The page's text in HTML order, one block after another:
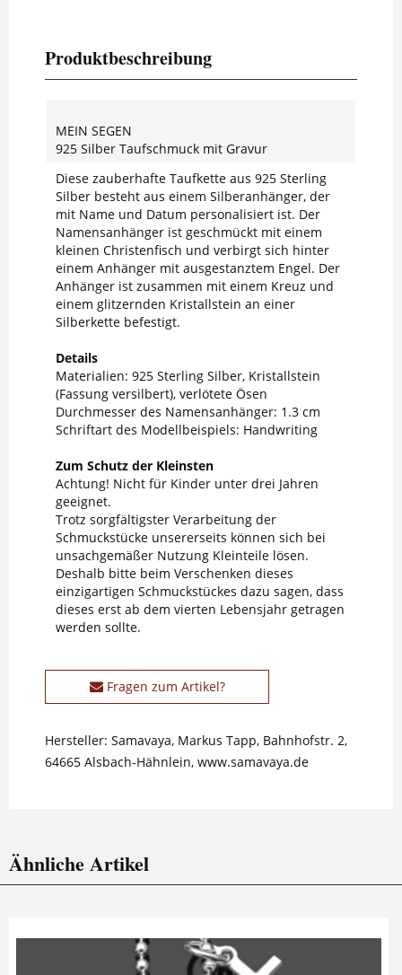
Produktbeschreibung
MEIN SEGEN
925 Silber Taufschmuck mit Gravur
Diese zauberhafte Taufkette aus 925 Sterling
Silber besteht aus einem Silberanhänger, der
mit Name und Datum personalisiert ist. Der
Namensanhänger ist geschmückt mit einem
kleinen Christenfisch und verbirgt sich hinter
einem Anhänger mit ausgestanztem Engel. Der
Anhänger ist zusammen mit einem Kreuz und
einem glitzernden Kristallstein an einer
Silberkette befestigt.
Details
Materialien: 925 Sterling Silber, Kristallstein
(Fassung versilbert), verlötete Ösen
Durchmesser des Namensanhänger: 1.3 cm
Schriftart des Modellbeispiels: Handwriting
Zum Schutz der Kleinsten
Achtung! Nicht für Kinder unter drei Jahren
geeignet.
Trotz sorgfältigster Verarbeitung der
Schmuckstücke unsererseits können sich bei
unsachgemäßer Nutzung Kleinteile lösen.
Deshalb bitte beim Verschenken dieses
einzigartigen Schmuckstückes dazu sagen, dass
dieses erst ab dem vierten Lebensjahr getragen
werden sollte.
Fragen zum Artikel?
Hersteller: Samavaya, Markus Tapp, Bahnhofstr. 2,
64665 Alsbach-Hähnlein, www.samavaya.de
Ähnliche Artikel